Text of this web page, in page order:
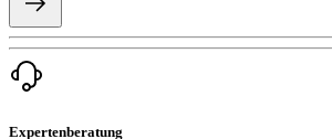
Expertenberatung